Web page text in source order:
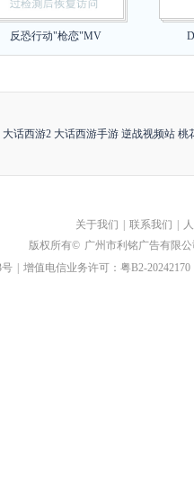
反恐行动"枪恋"MV
大话西游2 大话西游手游 逆战视频站 桃
关于我们 联系我们
版权所有© 广州市利铭广告有限
号 | 增值电信业务许可：粤B2-20242170